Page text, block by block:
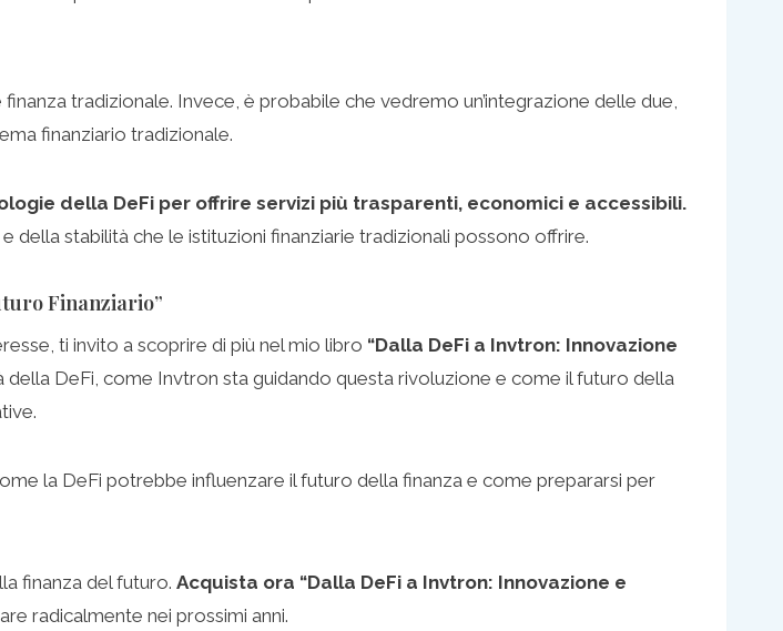
tradizionale. Invece, è probabile che vedremo un’integrazione delle due,
finanziario tradizionale.
della DeFi per offrire servizi più trasparenti, economici e accessibili.
stabilità che le istituzioni finanziarie tradizionali possono offrire.
Finanziario”
ti invito a scoprire di più nel mio libro “Dalla DeFi a Invtron: Innovazione
DeFi, come Invtron sta guidando questa rivoluzione e come il futuro della
la DeFi potrebbe influenzare il futuro della finanza e come prepararsi per
finanza del futuro. Acquista ora “Dalla DeFi a Invtron: Innovazione e
radicalmente nei prossimi anni.